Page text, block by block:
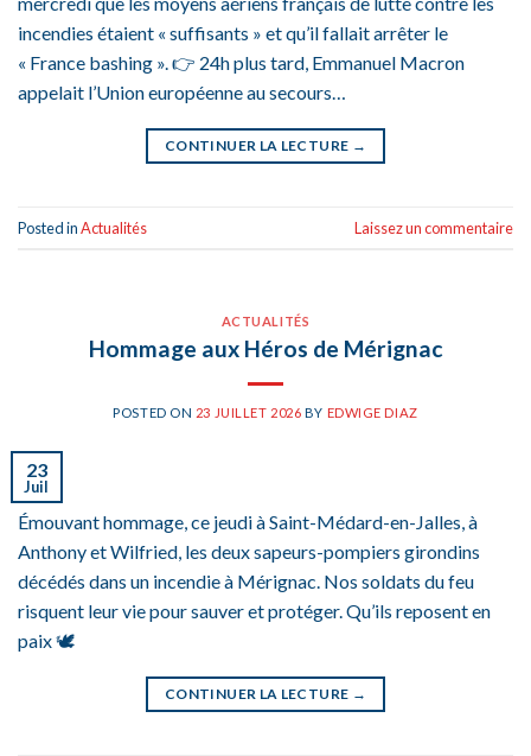
incendies étaient « suffisants » et qu’il fallait arrêter le
« France bashing ». 👉 24h plus tard, Emmanuel Macron
appelait l’Union européenne au secours…
CONTINUER LA LECTURE →
Posted inActualités Laissez un commentaire
ACTUALITÉS
Hommage aux Héros de Mérignac
POSTED ON 23 JUILLET 2026 BY EDWIGE DIAZ
23
Juil
Émouvant hommage, ce jeudi à Saint-Médard-en-Jalles, à
Anthony et Wilfried, les deux sapeurs-pompiers girondins
décédés dans un incendie à Mérignac. Nos soldats du feu
risquent leur vie pour sauver et protéger. Qu’ils reposent en
paix 🕊️
CONTINUER LA LECTURE →